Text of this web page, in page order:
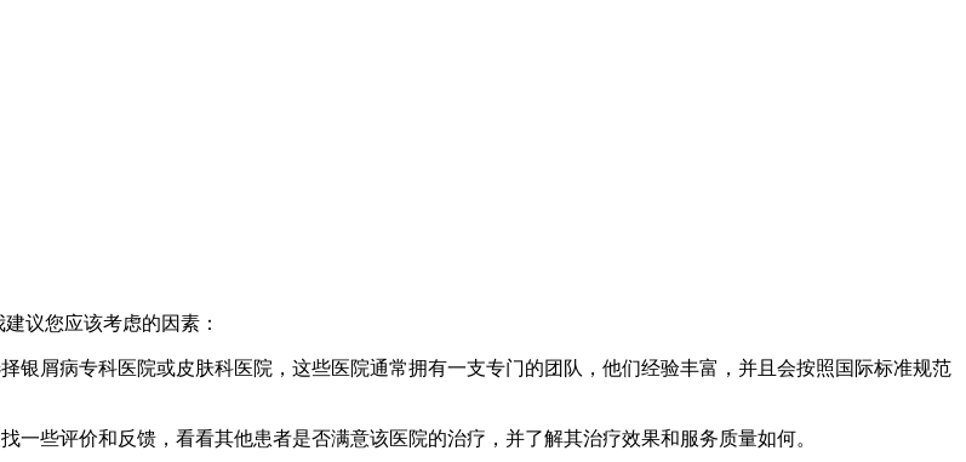
议您应该考虑的因素：
银屑病专科医院或皮肤科医院，这些医院通常拥有一支专门的团队，他们经验丰富，并且会按照国际标准规范
些评价和反馈，看看其他患者是否满意该医院的治疗，并了解其治疗效果和服务质量如何。